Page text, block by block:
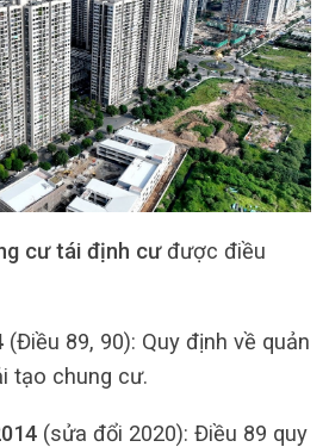
cư tái định cưđược điều
(Điều 89, 90): Quy định về quản
tạo chung cư.
(sửa đổi 2020): Điều 89 quy